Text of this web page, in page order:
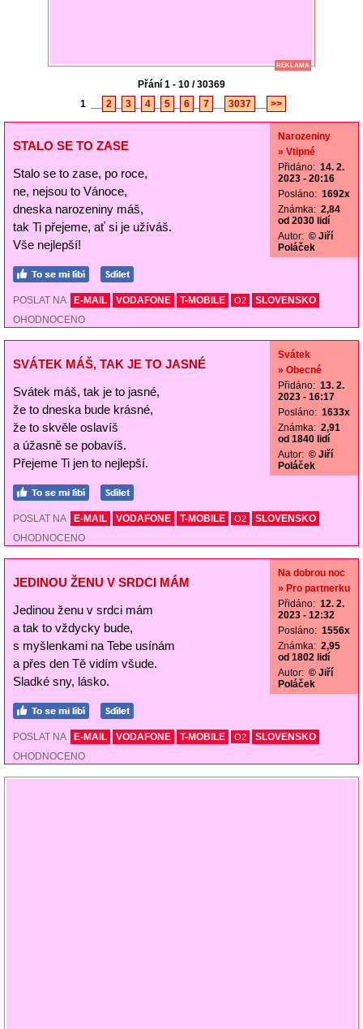
REKLAMA
Přání 1 - 10 / 30369
1
2 3 4 5 6 7 3037 >>
STALO SE TO ZASE
Stalo se to zase, po roce,
ne, nejsou to Vánoce,
dneska narozeniny máš,
tak Ti přejeme, ať si je užíváš.
Vše nejlepší!
Narozeniny
» Vtipné
Přidáno: 14. 2.
2023 - 20:16
Posláno: 1692x
Známka: 2,84
od 2030 lidí
Autor: © Jiří
Poláček
POSLAT NA E-MAIL VODAFONE T-MOBILE O2
SLOVENSKO
OHODNOCENO
SVÁTEK MÁŠ, TAK JE TO JASNÉ
Svátek máš, tak je to jasné,
že to dneska bude krásné,
že to skvěle oslavíš
a úžasně se pobavíš.
Přejeme Ti jen to nejlepší.
Svátek
» Obecné
Přidáno: 13. 2.
2023 - 16:17
Posláno: 1633x
Známka: 2,91
od 1840 lidí
Autor: © Jiří
Poláček
POSLAT NA E-MAIL VODAFONE T-MOBILE O2
SLOVENSKO
OHODNOCENO
JEDINOU ŽENU V SRDCI MÁM
Jedinou ženu v srdci mám
a tak to vždycky bude,
s myšlenkami na Tebe usínám
a přes den Tě vidím všude.
Sladké sny, lásko.
Na dobrou noc
» Pro partnerku
Přidáno: 12. 2.
2023 - 12:32
Posláno: 1556x
Známka: 2,95
od 1802 lidí
Autor: © Jiří
Poláček
POSLAT NA E-MAIL VODAFONE T-MOBILE O2
SLOVENSKO
OHODNOCENO